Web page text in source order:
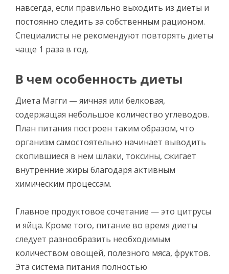
навсегда, если правильно выходить из диеты и
постоянно следить за собственным рационом.
Специалисты не рекомендуют повторять диеты
чаще 1 раза в год.
В чем особенность диеты
Диета Магги — яичная или белковая,
содержащая небольшое количество углеводов.
План питания построен таким образом, что
организм самостоятельно начинает выводить
скопившиеся в нем шлаки, токсины, сжигает
внутренние жиры благодаря активным
химическим процессам.
Главное продуктовое сочетание — это цитрусы
и яйца. Кроме того, питание во время диеты
следует разнообразить необходимым
количеством овощей, полезного мяса, фруктов.
Эта система питания полностью